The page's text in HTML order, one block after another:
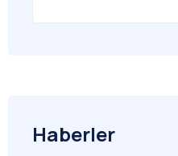
Haberler